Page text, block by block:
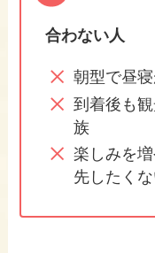
合わない人
朝型で昼
到着後も
族
楽しみを
先したく